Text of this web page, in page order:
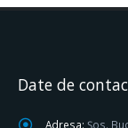
Date de
Adresa: Șos.